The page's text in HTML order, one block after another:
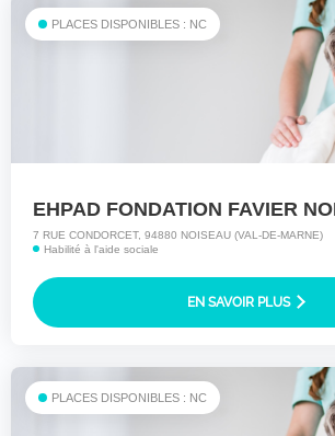
PLACES DISPONIBLES : NC
EHPAD FONDATION FAVIER
7 RUE CONDORCET, 94880 NOISEAU (VAL-DE-MARNE)
Habilité à l'aide sociale
EN SAVOIR PLUS
PLACES DISPONIBLES : NC